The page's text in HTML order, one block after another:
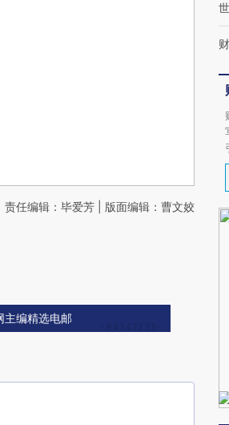
责任编辑：毕爱芳 | 版面编辑：曹文姣
主编精选电邮